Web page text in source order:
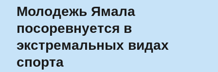
Молодежь Ямала
посоревнуется в
экстремальных видах
спорта